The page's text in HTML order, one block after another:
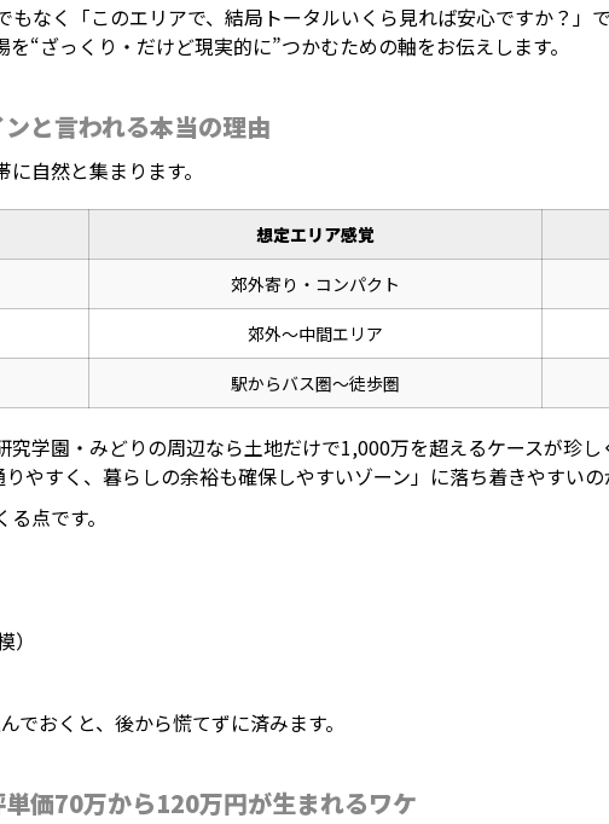
なく「このエリアで、結局トータルいくら見れば安心ですか？」
“ざっくり・だけど現実的に”つかむための軸をお伝えします。
と言われる本当の理由
自然と集まります。
想定エリア感覚
郊外寄り・コンパクト
郊外〜中間エリア
駅からバス圏〜徒歩圏
学園・みどりの周辺なら土地だけで1,000万を超えるケースが珍
やすく、暮らしの余裕も確保しやすいゾーン」に落ち着きやすいの
点です。
おくと、後から慌てずに済みます。
価70万から120万円が生まれるワケ